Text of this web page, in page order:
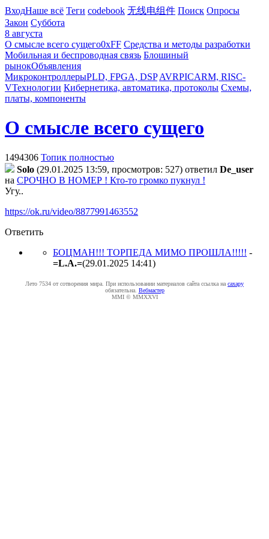
ВходНаше всё Теги codebook 无线电组件 Поиск Опросы
Закон Суббота
8 августа
О смысле всего сущего0xFF Средства и методы разработки
Мобильная и беспроводная связь Блошиный
рынокОбъявления
МикроконтроллерыPLD, FPGA, DSP AVRPICARM, RISC-
VТехнологии Кибернетика, автоматика, протоколы Схемы,
платы, компоненты
О смысле всего сущего
1494306 Топик полностью
Solo (29.01.2025 13:59, просмотров: 527) ответил De_user
на СРОЧНО В НОМЕР ! Кто-то громко пукнул !
Угу..
https://ok.ru/video/8877991463552
Ответить
БОЦМАН!!! ТОРПЕДА МИМО ПРОШЛА!!!!! -
=L.A.=(29.01.2025 14:41)
Лето 7534 от сотворения мира. При использовании материалов сайта ссылка на caxapу
обязательна. Вебмастер
MMI © MMXXVI